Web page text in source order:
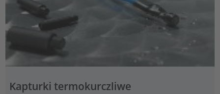
Kapturki termokurczliwe